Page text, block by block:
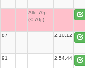
Alle 70p
(< 70p)
87 2.10,12
91 2.54,44